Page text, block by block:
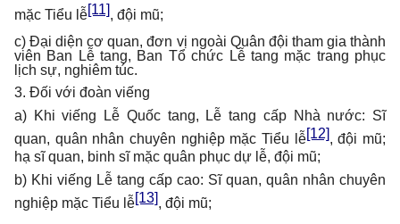
mặc Tiểu lễ[11], đội mũ;
c) Đại diện cơ quan, đơn vị ngoài Quân đội tham gia thành
viên Ban Lễ tang, Ban Tổ chức Lễ tang mặc trang phục
lịch sự, nghiêm túc.
3. Đối với đoàn viếng
a) Khi viếng Lễ Quốc tang, Lễ tang cấp Nhà nước: Sĩ
quan, quân nhân chuyên nghiệp mặc Tiểu lễ[12], đội mũ;
hạ sĩ quan, binh sĩ mặc quân phục dự lễ, đội mũ;
b) Khi viếng Lễ tang cấp cao: Sĩ quan, quân nhân chuyên
nghiệp mặc Tiểu lễ[13], đội mũ;